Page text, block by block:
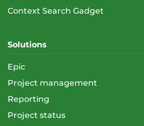
Context Search Gadget
Solutions
Epic
Project management
Reporting
Project status